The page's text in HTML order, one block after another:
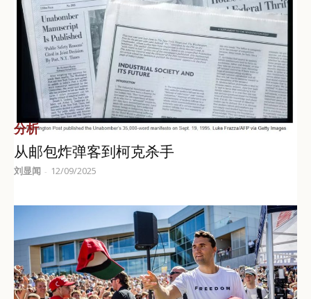
分析
从邮包炸弹客到柯克杀手
刘显闻 - 12/09/2025